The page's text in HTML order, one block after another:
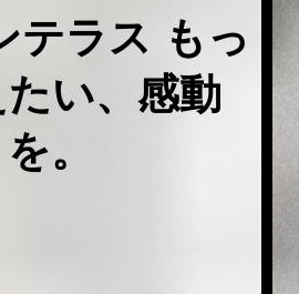
テラス もっ
たい、感動
を。